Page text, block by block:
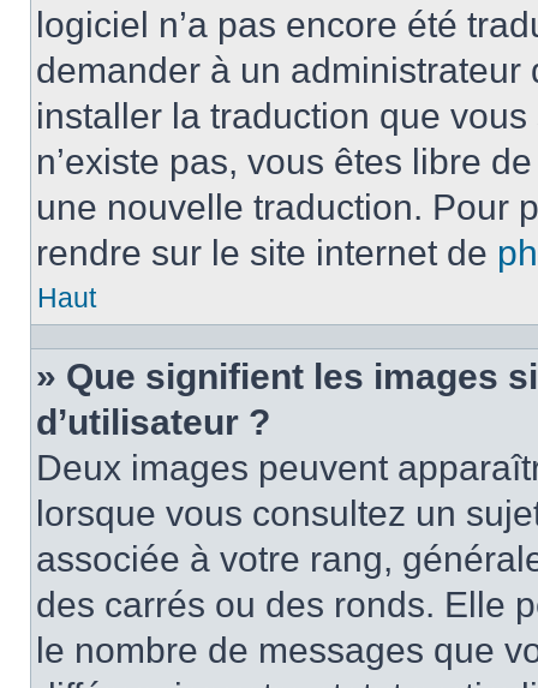
logiciel n’a pas encore été
demander à un administrateur
installer la traduction que
n’existe pas, vous êtes libre
une nouvelle traduction. Pour
rendre sur le site internet de
Haut
» Que signifient les images
d’utilisateur ?
Deux images peuvent
lorsque vous consultez un
associée à votre rang,
des carrés ou des ronds. Elle
le nombre de messages que